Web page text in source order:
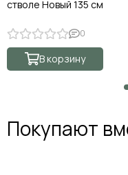
стволе Новый 135 см
0
В корзину
Покупают